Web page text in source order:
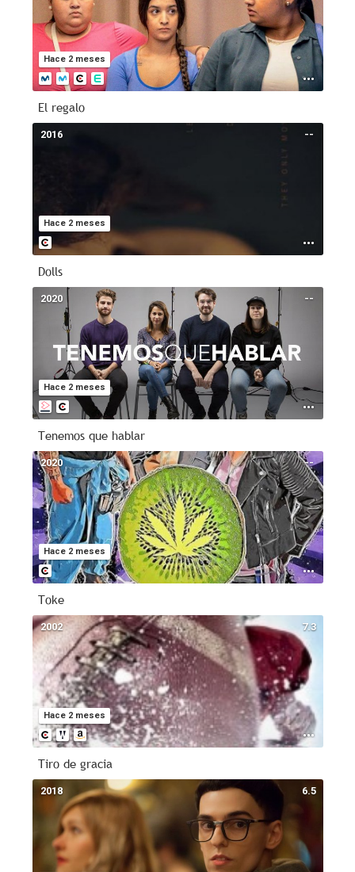
Hace 2 meses
El regalo
--
Hace 2 meses
2016
Dolls
--
Hace 2 meses
2020
Tenemos que hablar
--
Hace 2 meses
2020
Toke
7.3
Hace 2 meses
2002
Tiro de gracia
6.5
2018